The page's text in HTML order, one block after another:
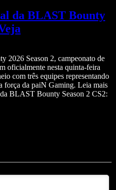
da BLAST Bounty
2026 Season 2, campeonato de
oficialmente nesta quinta-feira
com três equipes representando
força da paiN Gaming. Leia mais
BLAST Bounty Season 2 CS2: